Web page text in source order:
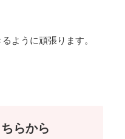
ように頑張ります。
らから